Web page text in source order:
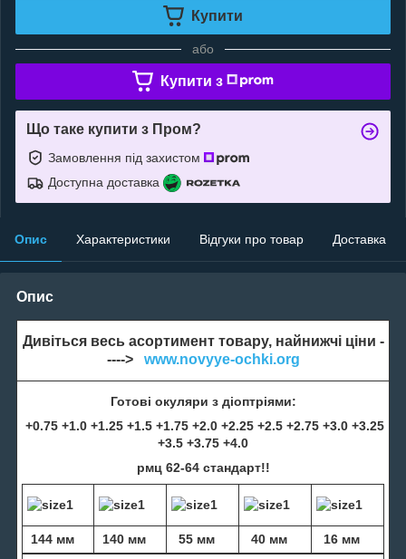
Купити
або
Купити з
Що таке купити з Пром?
Замовлення під захистом
Доступна доставка
Опис Характеристики Відгуки про товар Доставка
Опис
Дивіться весь асортимент товару, найнижчі ціни -
----> www.novyye-ochki.org
Готові окуляри з діоптріями:
+0.75 +1.0 +1.25 +1.5 +1.75 +2.0 +2.25 +2.5 +2.75 +3.0 +3.25
+3.5 +3.75 +4.0
рмц 62-64 стандарт!!
144 мм 140 мм 55 мм 40 мм 16 мм